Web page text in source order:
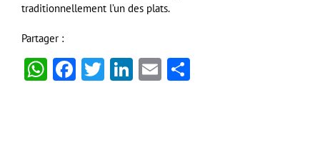
traditionnellement l’un des plats.
Partager :
WhatsApp
Facebook
Twitter
LinkedIn
Email